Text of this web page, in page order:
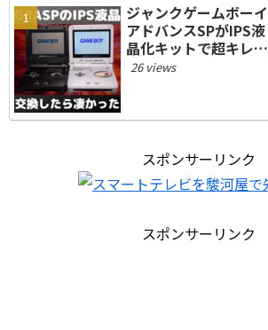
ジャンクゲームボーイ
アドバンスSPがIPS液
晶化キットで超キレイ
な現代仕様になって凄
26 views
スポンサーリンク
スポンサーリンク